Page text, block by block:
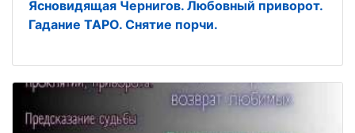
Ясновидящая Чернигов. Любовный приворот.
Гадание ТАРО. Снятие порчи.